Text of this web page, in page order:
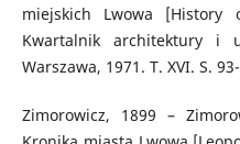
miejskich Lwowa
Kwartalnik architektury i
Warszawa, 1971. Т. ХVІ. S.
Zimorowicz, 1899 –